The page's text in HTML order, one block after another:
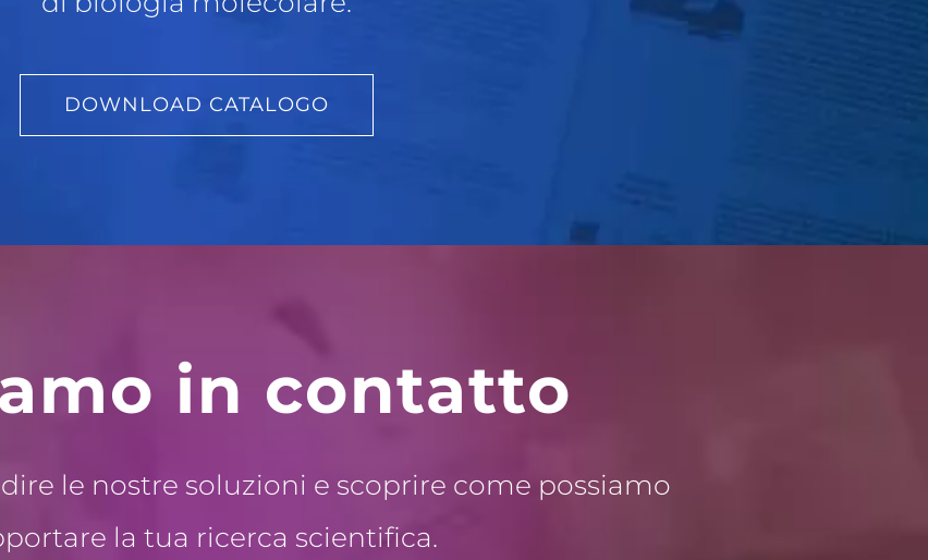
DOWNLOAD CATALOGO
in contatto
le nostre soluzioni e scoprire come possiamo
la tua ricerca scientifica.